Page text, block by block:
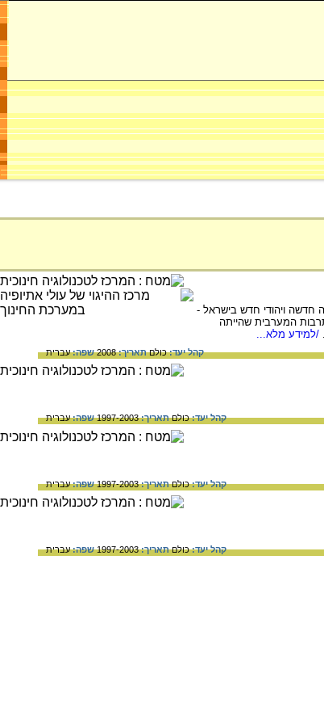
חדשה ויהודי חדש בישראל -
המערבית שהייתה
/למידע מלא...
קהל יעד:כולםתאריך:2008 שפה:עברית
קהל יעד:כולםתאריך:1997-2003 שפה:עברית
קהל יעד:כולםתאריך:1997-2003 שפה:עברית
קהל יעד:כולםתאריך:1997-2003 שפה:עברית